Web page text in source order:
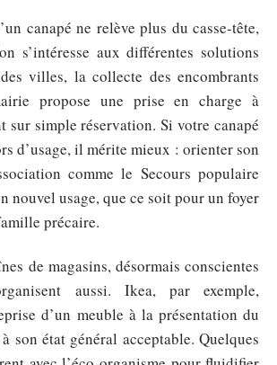
canapé ne relève plus du casse-tête,
s’intéresse aux différentes solutions
villes, la collecte des encombrants
propose une prise en charge à
sur simple réservation. Si votre canapé
d’usage, il mérite mieux : orienter son
comme le Secours populaire
nouvel usage, que ce soit pour un foyer
précaire.
de magasins, désormais conscientes
aussi. Ikea, par exemple,
d’un meuble à la présentation du
son état général acceptable. Quelques